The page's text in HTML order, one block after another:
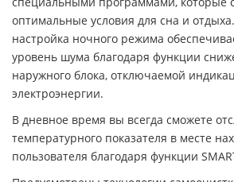
оптимальные условия для сна и
настройка ночного режима
уровень шума благодаря функции
наружного блока, отключаемой
электроэнергии.
В дневное время вы всегда сможете
температурного показателя в месте
пользователя благодаря функции